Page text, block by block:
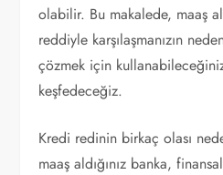
olabilir. Bu makalede, maaş
reddiyle karşılaşmanızın
çözmek için
keşfedeceğiz.
Kredi redinin birkaç olası
maaş aldığınız banka,